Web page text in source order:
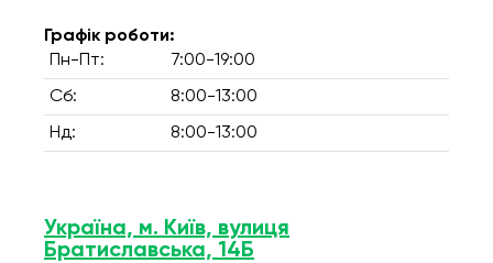
Графік роботи:
Пн-Пт:
7:00-19:00
Сб: 8:00-13:00
Нд: 8:00-13:00
Україна, м. Київ, вулиця
Братиславська, 14Б